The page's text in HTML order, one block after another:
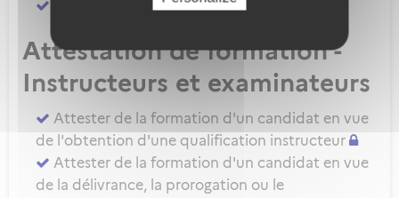
Attester d'une évaluation de niveau IRSE
Attestation de formation -
Instructeurs et examinateurs
Attester de la formation d'un candidat en vue
de l'obtention d'une qualification instructeur
Attester de la formation d'un candidat en vue
de la délivrance, la prorogation ou le